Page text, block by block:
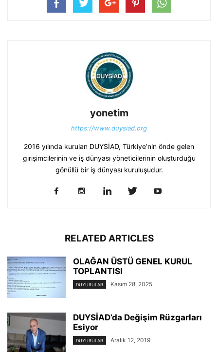
yonetim
https://www.duysiad.org
2016 yılında kurulan DUYSİAD, Türkiye’nin önde gelen
girişimcilerinin ve iş dünyası yöneticilerinin oluşturduğu
gönüllü bir iş dünyası kuruluşudur.
RELATED ARTICLES
OLAĞAN ÜSTÜ GENEL KURUL
TOPLANTISI
DUYURULAR Kasım 28, 2025
DUYSİAD’da Değişim Rüzgarları
Esiyor
DUYURULAR Aralık 12, 2019